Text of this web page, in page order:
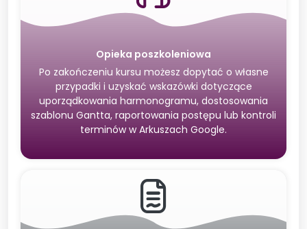
Opieka poszkoleniowa
Po zakończeniu kursu możesz dopytać o własne
przypadki i uzyskać wskazówki dotyczące
uporządkowania harmonogramu, dostosowania
szablonu Gantta, raportowania postępu lub kontroli
terminów w Arkuszach Google.